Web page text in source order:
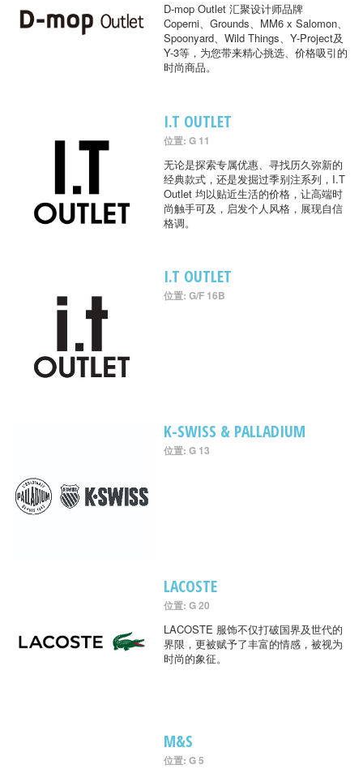
D-mop Outlet 汇聚设计师品牌
Coperni、Grounds、MM6 x Salomon、
Spoonyard、Wild Things、Y-Project及
Y-3等，为您带来精心挑选、价格吸引的
时尚商品。
I.T OUTLET
位置: G 11
无论是探索专属优惠、寻找历久弥新的
经典款式，还是发掘过季别注系列，I.T
Outlet 均以贴近生活的价格，让高端时
尚触手可及，启发个人风格，展现自信
格调。
I.T OUTLET
位置: G/F 16B
K-SWISS & PALLADIUM
位置: G 13
LACOSTE
位置: G 20
LACOSTE 服饰不仅打破国界及世代的
界限，更被赋予了丰富的情感，被视为
时尚的象征。
M&S
位置: G 5